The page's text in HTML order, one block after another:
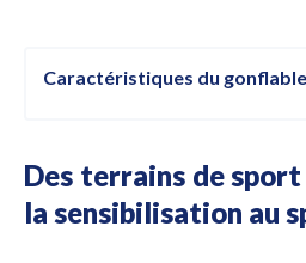
Caractéristiques du gonflable
Des terrains de
la sensibilisation au